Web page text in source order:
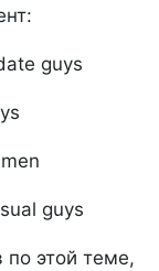
guys
guys
по этой теме,